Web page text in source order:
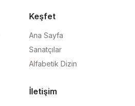
Keşfet
Ana Sayfa
Sanatçılar
Alfabetik Dizin
İletişim